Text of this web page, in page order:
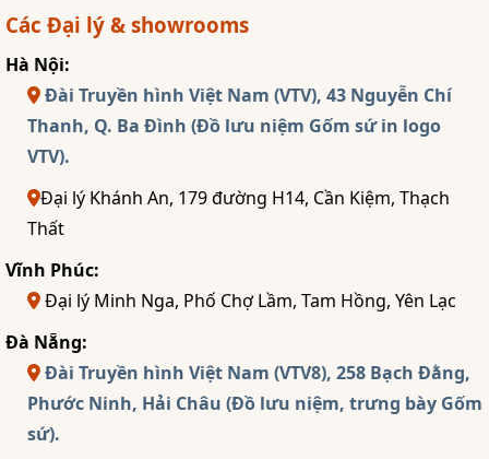
Các Đại lý & showrooms
Hà Nội:
Đài Truyền hình Việt Nam (VTV), 43 Nguyễn Chí
Thanh, Q. Ba Đình (Đồ lưu niệm Gốm sứ in logo
VTV).
Đại lý Khánh An, 179 đường H14, Cần Kiệm, Thạch
Thất
Vĩnh Phúc:
Đại lý Minh Nga, Phố Chợ Lầm, Tam Hồng, Yên Lạc
Đà Nẵng:
Đài Truyền hình Việt Nam (VTV8), 258 Bạch Đằng,
Phước Ninh, Hải Châu (Đồ lưu niệm, trưng bày Gốm
sứ).